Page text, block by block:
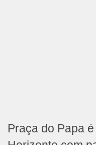
Praça do Papa